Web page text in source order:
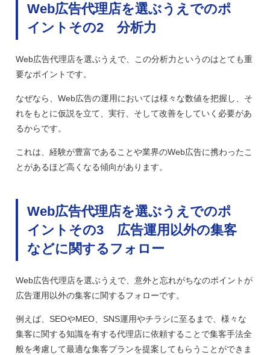
Web広告代理店を選ぶうえでのポ
イントその2 分析力
Web広告代理店を選ぶうえで、この分析力というのはとても重
要なポイントです。
なぜなら、Web広告の運用においては様々な数値を把握し、そ
れをもとに仮説を立て、実行、そして改善をしていく必要があ
るからです。
これは、経験が豊富であることや業界のWeb広告に携わったこ
とがあるほど高くなる傾向があります。
Web広告代理店を選ぶうえでのポ
イントその3 広告運用以外の集客
などに関するフォロー
Web広告代理店を選ぶうえで、意外と忘れがちなのポイントが
広告運用以外の集客に関するフォローです。
例えば、SEOやMEO、SNS運用やチラシに至るまで、様々な
集客に関する知識を有する代理店に依頼することで集客手法全
般を考慮して最適な集客プランを提案してもらうことができま